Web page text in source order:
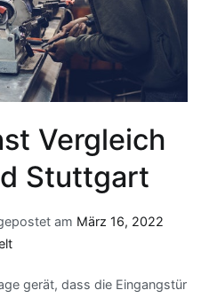
Vergleich
Stuttgart
am März 16, 2022
gerät, dass die Eingangstür